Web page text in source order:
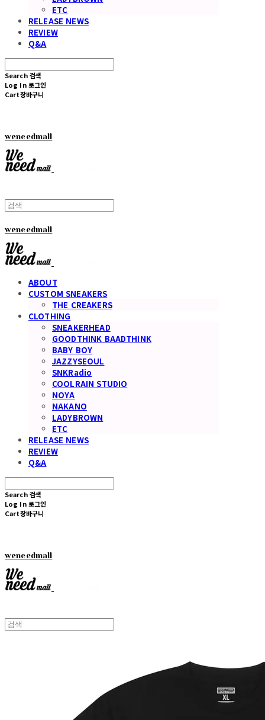
ETC
RELEASE NEWS
REVIEW
Q&A
Search 검색
Log In 로그인
Cart장바구니
weneedmall
weneedmall
ABOUT
CUSTOM SNEAKERS
THE CREAKERS
CLOTHING
SNEAKERHEAD
GOODTHINK BAADTHINK
BABY BOY
JAZZYSEOUL
SNKRadio
COOLRAIN STUDIO
NOYA
NAKANO
LADYBROWN
ETC
RELEASE NEWS
REVIEW
Q&A
Search 검색
Log In 로그인
Cart장바구니
weneedmall